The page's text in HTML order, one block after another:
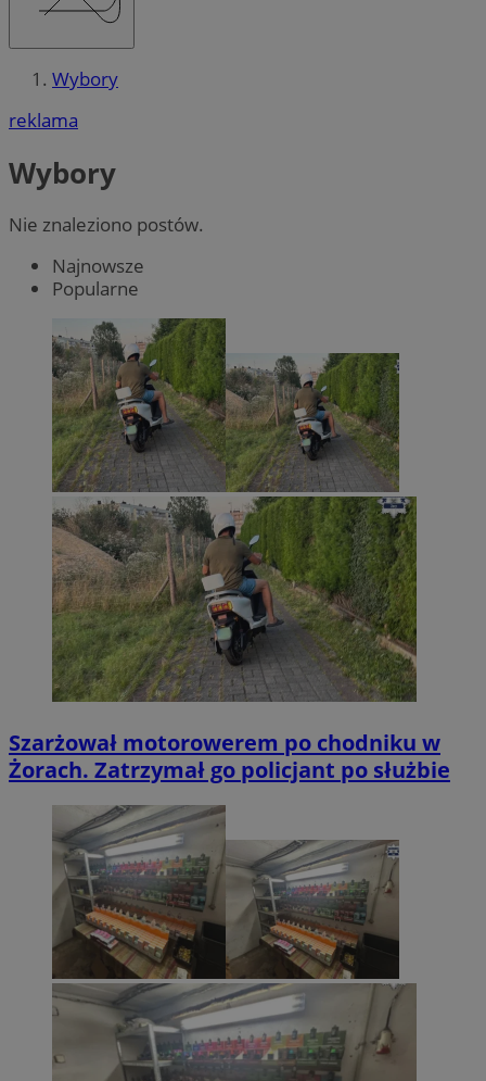
Wybory
reklama
Wybory
Nie znaleziono postów.
Najnowsze
Popularne
Szarżował motorowerem po chodniku w
Żorach. Zatrzymał go policjant po służbie